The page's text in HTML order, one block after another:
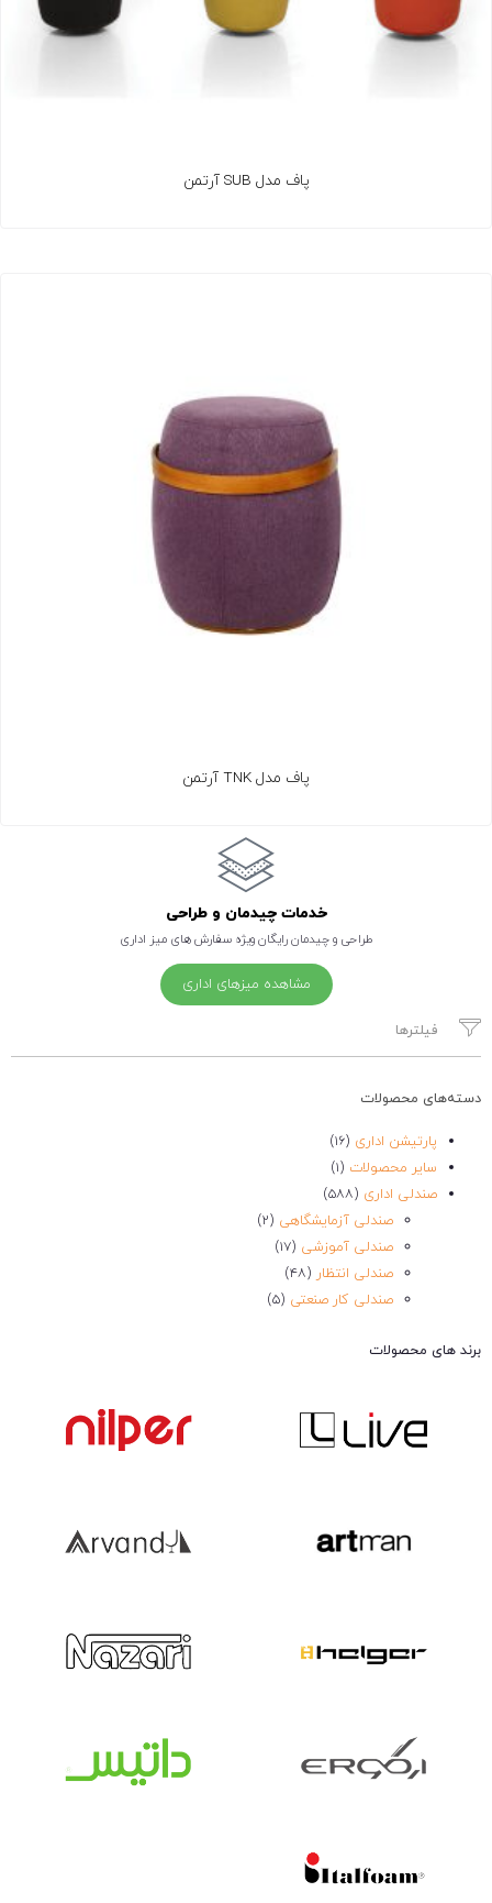
خدمات چیدمان و طراحی
طراحی و چیدمان رایگان ویژه سفارش های میز اداری
مشاهده میزهای اداری
فیلترها
دسته‌های محصولات
پارتیشن اداری (۱۶)
سایر محصولات (۱)
صندلی اداری (۵۸۸)
صندلی آزمایشگاهی (۲)
صندلی آموزشی (۱۷)
صندلی انتظار (۴۸)
صندلی کار صنعتی (۵)
صندلی کافه و رستوران
صندلی مدیریت
میز اداری (۷۱)
برند های محصولات
پاف مدل SUB آرتمن
پاف مدل TNK آرتمن